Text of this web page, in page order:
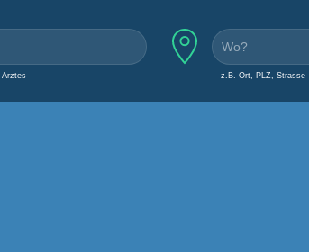
Arztes z.B. Ort, PLZ, Strasse